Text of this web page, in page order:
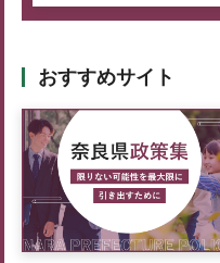
おすすめサイト